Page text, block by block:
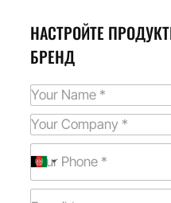
НАСТРОЙТЕ
БРЕНД